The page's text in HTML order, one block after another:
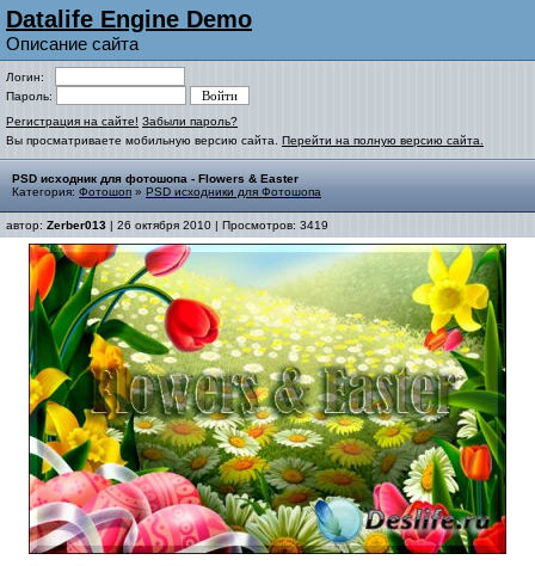
Datalife Engine Demo
Описание сайта
Логин:
Пароль:
Регистрация на сайте! Забыли пароль?
Вы просматриваете мобильную версию сайта. Перейти на полную версию сайта.
PSD исходник для фотошопа - Flowers & Easter
Категория: Фотошоп » PSD исходники для Фотошопа
автор: Zerber013 | 26 октября 2010 | Просмотров: 3419